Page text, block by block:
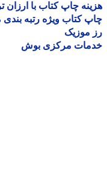
چاپ کتاب با ارزان
کتاب ویژه رتبه بندی
موزیک
مرکزی بوش